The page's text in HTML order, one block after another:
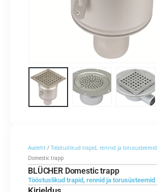
Avaleht / Tööstuslikud trapid, rennid ja torusüsteemid
Domestic trapp
BLÜCHER Domestic trapp
Tööstuslikud trapid, rennid ja torusüsteemid